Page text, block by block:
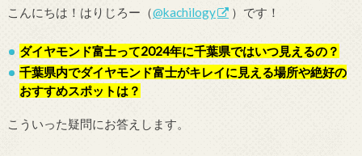
こんにちは！はりじろー（@kachilogy ）です！
ダイヤモンド富士って2024年に千葉県ではいつ見えるの？
千葉県内でダイヤモンド富士がキレイに見える場所や絶好の
おすすめスポットは？
こういった疑問にお答えします。